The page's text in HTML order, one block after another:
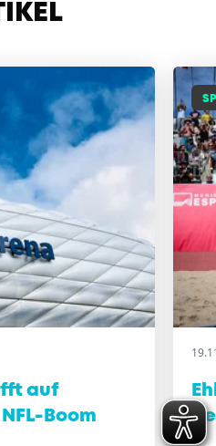
auf
Boom